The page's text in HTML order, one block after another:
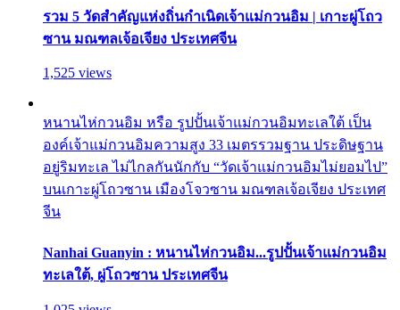
รวม 5 วัดสำคัญแห่งถิ่นกำเนิดเจ้าแม่กวนอิม | เกาะผู่โถว
ซาน มณฑลเจ้อเจียง ประเทศจีน
1,525 views
หนานไห่กวนอิม หรือ รูปปั้นเจ้าแม่กวนอิมทะเลใต้ เป็น
องค์เจ้าแม่กวนอิมความสูง 33 เมตรรวมฐาน ประดิษฐาน
อยู่ริมทะเล ไม่ไกลกันนักกับ “วัดเจ้าแม่กวนอิมไม่ยอมไป”
บนเกาะผู่โถวซาน เมืองโจวซาน มณฑลเจ้อเจียง ประเทศ
จีน
Nanhai Guanyin : หนานไห่กวนอิม...รูปปั้นเจ้าแม่กวนอิม
ทะเลใต้, ผู่โถวซาน ประเทศจีน